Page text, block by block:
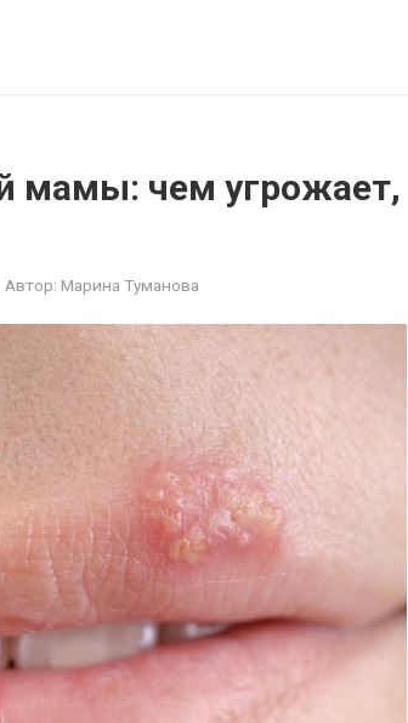
мамы: чем угрожает,
Автор: Марина Туманова